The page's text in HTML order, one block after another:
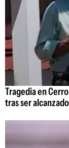
Tragedia en
tras ser